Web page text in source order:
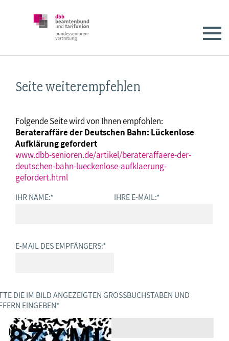
Seite weiterempfehlen
Folgende Seite wird von Ihnen empfohlen:
Berateraffäre der Deutschen Bahn: Lückenlose
Aufklärung gefordert
www.dbb-senioren.de/artikel/berateraffaere-der-
deutschen-bahn-lueckenlose-aufklaerung-
gefordert.html
IHR NAME:* IHRE E-MAIL:*
E-MAIL DES EMPFÄNGERS:*
DIE IM BILD ANGEZEIGTEN GROSSBUCHSTABEN UND Z
EINGEBEN *